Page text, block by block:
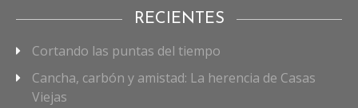
RECIENTES
Cortando las puntas del tiempo
Cancha, carbón y amistad: La herencia de Casas
Viejas